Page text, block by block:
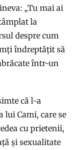
„Tu mai ai
la
despre cum
îndreptățit să
într-un
că l-a
lui Cami, care se
cu prietenii,
și sexualitate